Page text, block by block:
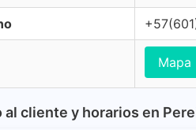
Mapa
al cliente y horarios en